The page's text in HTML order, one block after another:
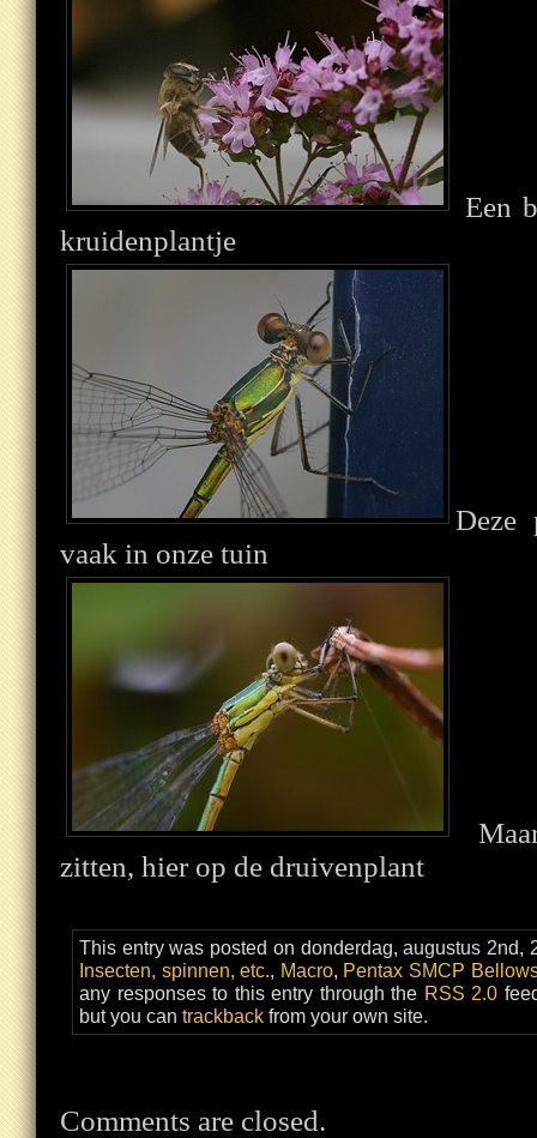
Een
kruidenplantje
Deze
vaak in onze tuin
zitten, hier op de druivenplant
This entry was posted on donderdag, augustus 2nd,
Insecten, spinnen, etc., Macro, Pentax SMCP
any responses to this entry through the RSS 2.0
but you can trackback from your own site.
Comments are closed.